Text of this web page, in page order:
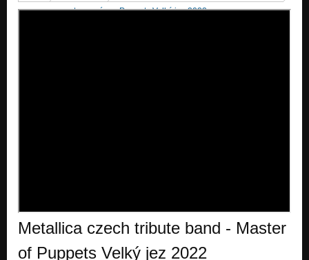
vystoupení
Puppets Velký jez 2022
Metallica czech tribute band - Master
of Puppets Velký jez 2022